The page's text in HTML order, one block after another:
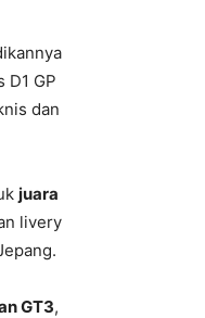
D1 GP
dan
juara
livery
GT3,